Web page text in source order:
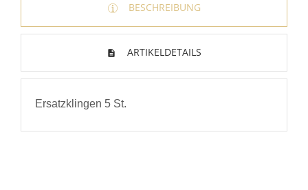
BESCHREIBUNG
ARTIKELDETAILS
Ersatzklingen 5 St.